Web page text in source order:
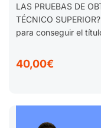
LAS PRUEBAS DE
TÉCNICO
para conseguir el
40,00€